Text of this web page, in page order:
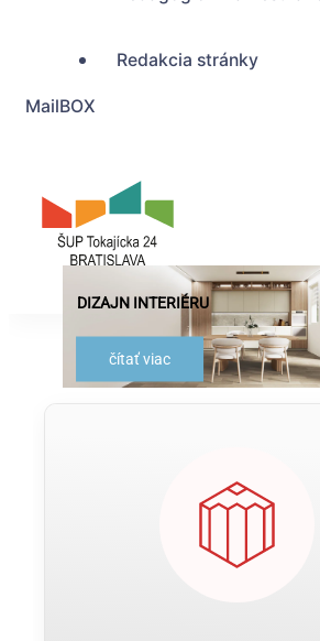
Redakcia stránky
MailBOX
ŠUP
DIZAJN INTERIÉRU
čítať viac